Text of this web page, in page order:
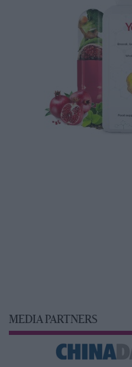
MEDIA PARTNERS